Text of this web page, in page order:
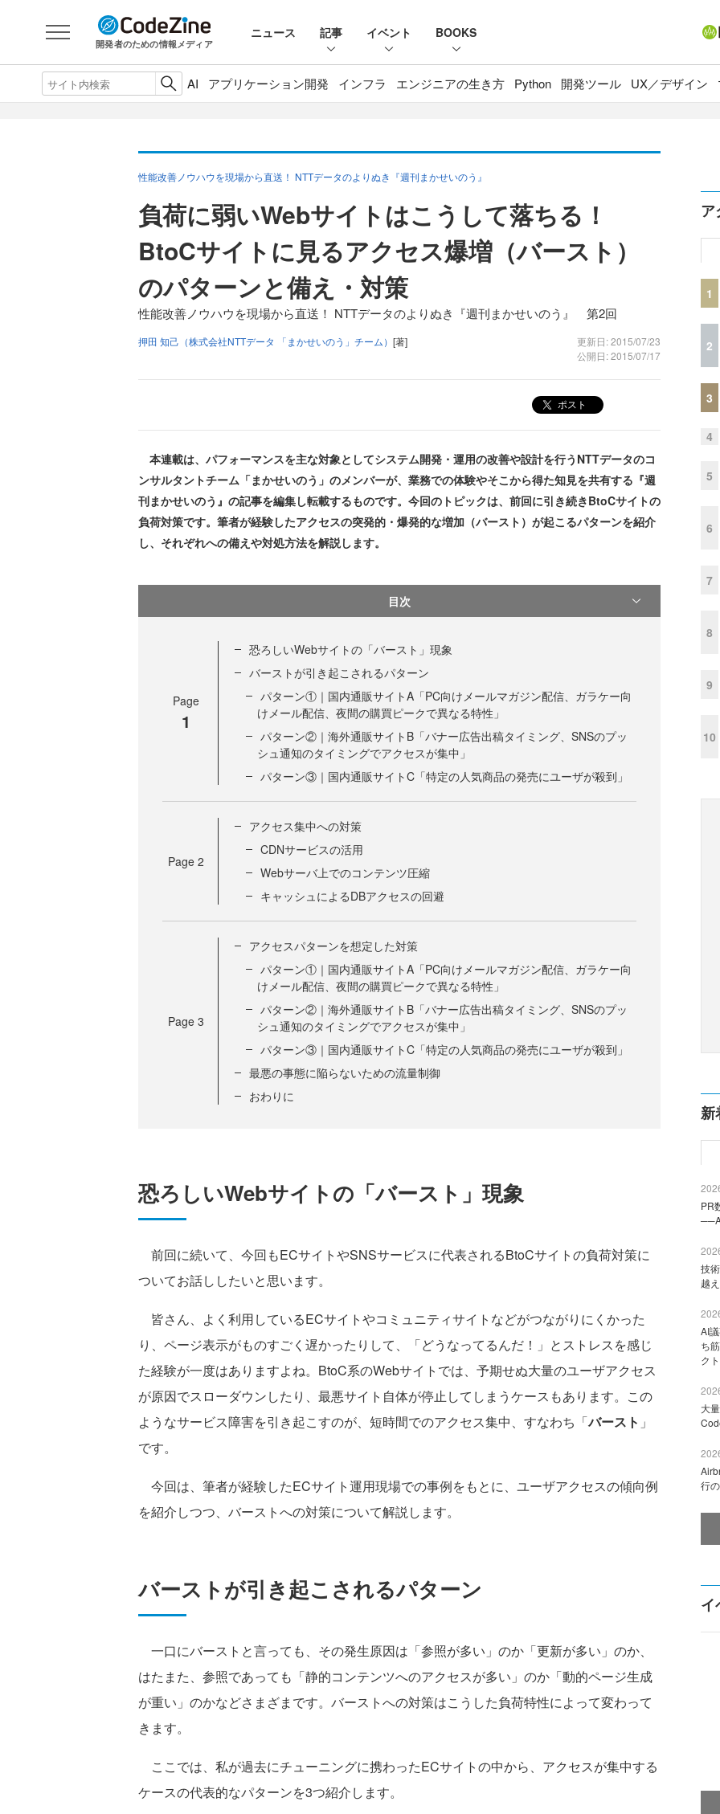
開発者のための情報メディア
ニュース 記事 イベント BOOKS
AI アプリケーション開発 インフラ エンジニアの生き方 Python 開発ツール UX／デザイン
性能改善ノウハウを現場から直送！ NTTデータのよりぬき『週刊まかせいのう』
負荷に弱いWebサイトはこうして落ちる！
BtoCサイトに見るアクセス爆増（バースト）
のパターンと備え・対策
性能改善ノウハウを現場から直送！ NTTデータのよりぬき『週刊まかせいのう』 第2回
押田 知己（株式会社NTTデータ 「まかせいのう」チーム） [著]
更新日: 2015/07/23
公開日: 2015/07/17
ポスト
本連載は、パフォーマンスを主な対象としてシステム開発・運用の改善や設計を行うNTTデータのコ
ンサルタントチーム「まかせいのう」のメンバーが、業務での体験やそこから得た知見を共有する『週
刊まかせいのう』の記事を編集し転載するものです。今回のトピックは、前回に引き続きBtoCサイトの
負荷対策です。筆者が経験したアクセスの突発的・爆発的な増加（バースト）が起こるパターンを紹介
し、それぞれへの備えや対処方法を解説します。
目次
Page
1
恐ろしいWebサイトの「バースト」現象
バーストが引き起こされるパターン
パターン①｜国内通販サイトA「PC向けメールマガジン配信、ガラケー向
けメール配信、夜間の購買ピークで異なる特性」
パターン②｜海外通販サイトB「バナー広告出稿タイミング、SNSのプッ
シュ通知のタイミングでアクセスが集中」
パターン③｜国内通販サイトC「特定の人気商品の発売にユーザが殺到」
Page 2
アクセス集中への対策
CDNサービスの活用
Webサーバ上でのコンテンツ圧縮
キャッシュによるDBアクセスの回避
Page 3
アクセスパターンを想定した対策
パターン①｜国内通販サイトA「PC向けメールマガジン配信、ガラケー向
けメール配信、夜間の購買ピークで異なる特性」
パターン②｜海外通販サイトB「バナー広告出稿タイミング、SNSのプッ
シュ通知のタイミングでアクセスが集中」
パターン③｜国内通販サイトC「特定の人気商品の発売にユーザが殺到」
最悪の事態に陥らないための流量制御
おわりに
恐ろしいWebサイトの「バースト」現象
前回に続いて、今回もECサイトやSNSサービスに代表されるBtoCサイトの負荷対策に
ついてお話ししたいと思います。
皆さん、よく利用しているECサイトやコミュニティサイトなどがつながりにくかった
り、ページ表示がものすごく遅かったりして、「どうなってるんだ！」とストレスを感じ
た経験が一度はありますよね。BtoC系のWebサイトでは、予期せぬ大量のユーザアクセス
が原因でスローダウンしたり、最悪サイト自体が停止してしまうケースもあります。この
ようなサービス障害を引き起こすのが、短時間でのアクセス集中、すなわち「バースト 」
です。
今回は、筆者が経験したECサイト運用現場での事例をもとに、ユーザアクセスの傾向例
を紹介しつつ、バーストへの対策について解説します。
バーストが引き起こされるパターン
一口にバーストと言っても、その発生原因は「参照が多い」のか「更新が多い」のか、
はたまた、参照であっても「静的コンテンツへのアクセスが多い」のか「動的ページ生成
が重い」のかなどさまざまです。バーストへの対策はこうした負荷特性によって変わって
きます。
ここでは、私が過去にチューニングに携わったECサイトの中から、アクセスが集中する
ケースの代表的なパターンを3つ紹介します。
ア
1
2
3
4
5
6
7
8
9
10
新
PR
技
越
AI
ち
ク
大
行
イ